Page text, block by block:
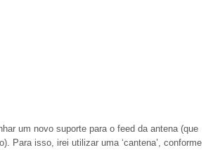
um novo suporte para o feed da antena (que
Para isso, irei utilizar uma ‘cantena’, conforme